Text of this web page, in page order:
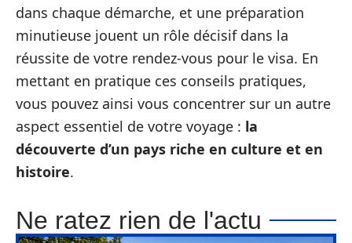
dans chaque démarche, et une préparation
minutieuse jouent un rôle décisif dans la
réussite de votre rendez-vous pour le visa. En
mettant en pratique ces conseils pratiques,
vous pouvez ainsi vous concentrer sur un autre
aspect essentiel de votre voyage : la
découverte d’un pays riche en culture et en
histoire.
Ne ratez rien de l'actu